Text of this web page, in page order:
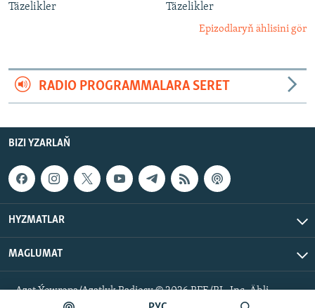
Täzelikler Täzelikler
Epizodlaryň ählisini gör
RADIO PROGRAMMALARA SERET
BIZI YZARLAŇ
HYZMATLAR
MAGLUMAT
Azat Ýewropa/Azatlyk Radiosy © 2026 RFE/RL, Inc. Ähli
hukuklar goralan.